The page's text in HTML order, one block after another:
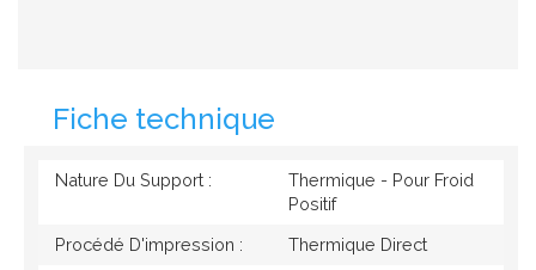
Fiche technique
Nature Du Support :
Thermique - Pour Froid
Positif
Procédé D'impression : Thermique Direct